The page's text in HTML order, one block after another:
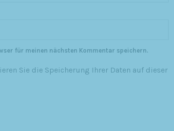
für meinen nächsten Kommentar speichern.
Sie die Speicherung Ihrer Daten auf dieser